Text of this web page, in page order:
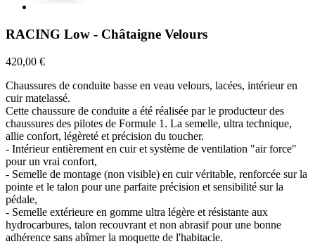
RACING Low - Châtaigne Velours
420,00 €
Chaussures de conduite basse en veau velours, lacées, intérieur en
cuir matelassé.
Cette chaussure de conduite a été réalisée par le producteur des
chaussures des pilotes de Formule 1. La semelle, ultra technique,
allie confort, légèreté et précision du toucher.
- Intérieur entièrement en cuir et système de ventilation "air force"
pour un vrai confort,
- Semelle de montage (non visible) en cuir véritable, renforcée sur la
pointe et le talon pour une parfaite précision et sensibilité sur la
pédale,
- Semelle extérieure en gomme ultra légère et résistante aux
hydrocarbures, talon recouvrant et non abrasif pour une bonne
adhérence sans abîmer la moquette de l'habitacle.